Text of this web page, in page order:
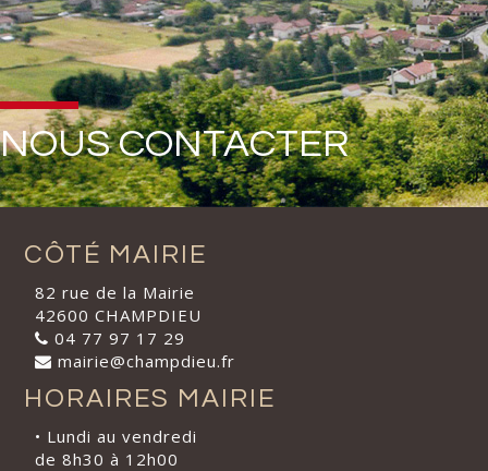
NOUS CONTACTER
CÔTÉ MAIRIE
82 rue de la Mairie
42600 CHAMPDIEU
04 77 97 17 29
mairie@champdieu.fr
HORAIRES MAIRIE
• Lundi au vendredi
de 8h30 à 12h00